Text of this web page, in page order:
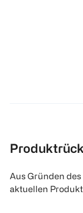
Aus Gründen
aktuellen